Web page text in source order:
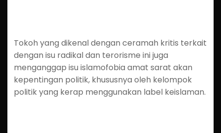
Tokoh yang dikenal dengan ceramah kritis terkait
dengan isu radikal dan terorisme ini juga
menganggap isu islamofobia amat sarat akan
kepentingan politik, khususnya oleh kelompok
politik yang kerap menggunakan label keislaman.